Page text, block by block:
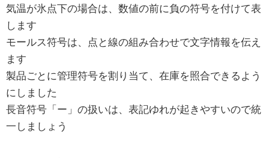
気温が氷点下の場合は、数値の前に負の符号を付けて表
します
モールス符号は、点と線の組み合わせで文字情報を伝え
ます
製品ごとに管理符号を割り当て、在庫を照合できるよう
にしました
長音符号「ー」の扱いは、表記ゆれが起きやすいので統
一しましょう